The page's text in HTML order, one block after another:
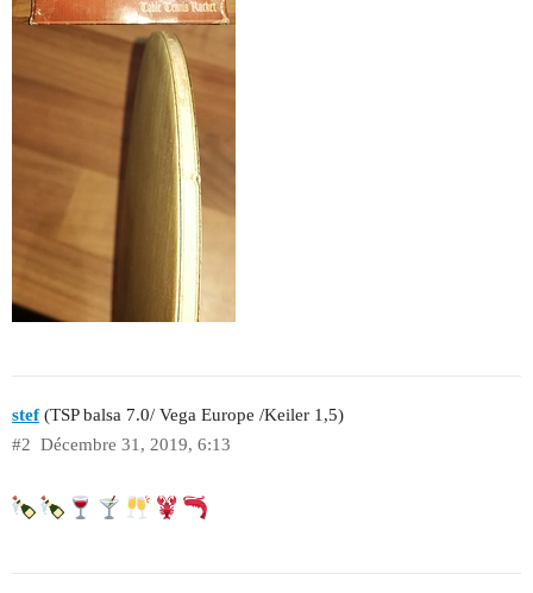
stef(TSP balsa 7.0/ Vega Europe /Keiler 1,5)
Décembre 31, 2019, 6:13
#2